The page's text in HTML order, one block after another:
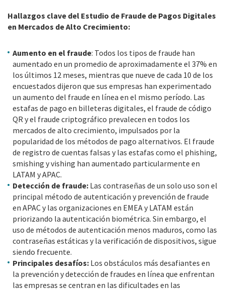
Hallazgos clave del Estudio de Fraude de Pagos Digitales
en Mercados de Alto Crecimiento:
Aumento en el fraude: Todos los tipos de fraude han
aumentado en un promedio de aproximadamente el 37% en
los últimos 12 meses, mientras que nueve de cada 10 de los
encuestados dijeron que sus empresas han experimentado
un aumento del fraude en línea en el mismo período. Las
estafas de pago en billeteras digitales, el fraude de código
QR y el fraude criptográfico prevalecen en todos los
mercados de alto crecimiento, impulsados por la
popularidad de los métodos de pago alternativos. El fraude
de registro de cuentas falsas y las estafas como el phishing,
smishing y vishing han aumentado particularmente en
LATAM y APAC.
Detección de fraude: Las contraseñas de un solo uso son el
principal método de autenticación y prevención de fraude
en APAC y las organizaciones en EMEA y LATAM están
priorizando la autenticación biométrica. Sin embargo, el
uso de métodos de autenticación menos maduros, como las
contraseñas estáticas y la verificación de dispositivos, sigue
siendo frecuente.
Principales desafíos: Los obstáculos más desafiantes en
la prevención y detección de fraudes en línea que enfrentan
las empresas se centran en las dificultades en las